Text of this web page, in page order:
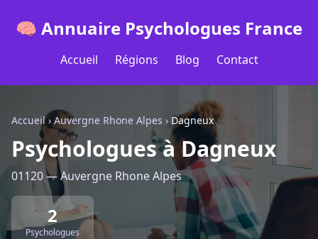
🧠 Annuaire Psychologues France
Accueil Régions Blog Contact
Accueil› Auvergne Rhone Alpes › Dagneux
Psychologues à Dagneux
01120 — Auvergne Rhone Alpes
2
Psychologues